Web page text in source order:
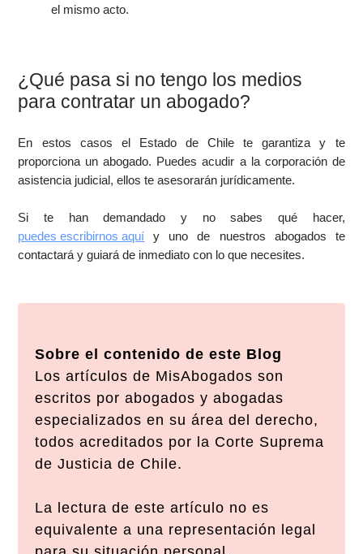
el mismo acto.
¿Qué pasa si no tengo los medios
para contratar un abogado?
En estos casos el Estado de Chile te garantiza y te
proporciona un abogado. Puedes acudir a la corporación de
asistencia judicial, ellos te asesorarán jurídicamente.
Si te han demandado y no sabes qué hacer,
puedes escribirnos aquí y uno de nuestros abogados te
contactará y guiará de inmediato con lo que necesites.
Sobre el contenido de este Blog
Los artículos de MisAbogados son
escritos por abogados y abogadas
especializados en su área del derecho,
todos acreditados por la Corte Suprema
de Justicia de Chile.
La lectura de este artículo no es
equivalente a una representación legal